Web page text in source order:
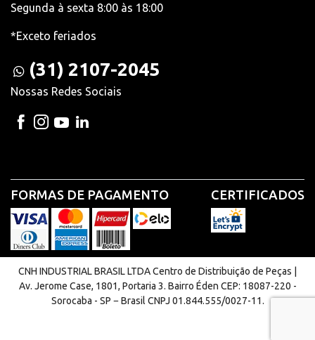
Segunda à sexta 8:00 às 18:00
*Exceto feriados
(31) 2107-2045
Nossas Redes Sociais
FORMAS DE PAGAMENTO CERTIFICADOS
CNH INDUSTRIAL BRASIL LTDA Centro de Distribuição de Peças |
Av. Jerome Case, 1801, Portaria 3. Bairro Éden CEP: 18087-220 -
Sorocaba - SP − Brasil CNPJ 01.844.555/0027-11.